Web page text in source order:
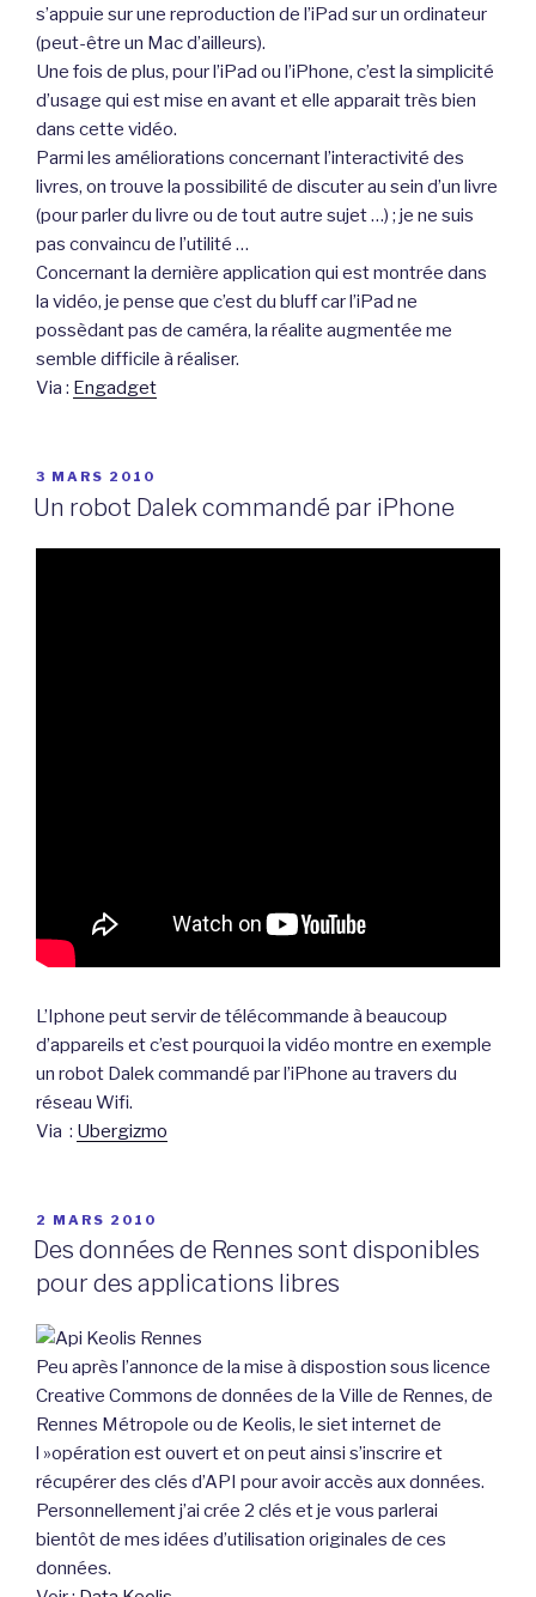
s’appuie sur une reproduction de l’iPad sur un ordinateur
(peut-être un Mac d’ailleurs).
Une fois de plus, pour l’iPad ou l’iPhone, c’est la simplicité
d’usage qui est mise en avant et elle apparait très bien
dans cette vidéo.
Parmi les améliorations concernant l’interactivité des
livres, on trouve la possibilité de discuter au sein d’un livre
(pour parler du livre ou de tout autre sujet …) ; je ne suis
pas convaincu de l’utilité …
Concernant la dernière application qui est montrée dans
la vidéo, je pense que c’est du bluff car l’iPad ne
possèdant pas de caméra, la réalite augmentée me
semble difficile à réaliser.
Via : Engadget
PUBLIÉ
LE
3 MARS 2010
Un robot Dalek commandé par iPhone
L’Iphone peut servir de télécommande à beaucoup
d’appareils et c’est pourquoi la vidéo montre en exemple
un robot Dalek commandé par l’iPhone au travers du
réseau Wifi.
Via : Ubergizmo
PUBLIÉ
LE
2 MARS 2010
Des données de Rennes sont disponibles
pour des applications libres
Peu après l’annonce de la mise à dispostion sous licence
Creative Commons de données de la Ville de Rennes, de
Rennes Métropole ou de Keolis, le siet internet de
l »opération est ouvert et on peut ainsi s’inscrire et
récupérer des clés d’API pour avoir accès aux données.
Personnellement j’ai crée 2 clés et je vous parlerai
bientôt de mes idées d’utilisation originales de ces
données.